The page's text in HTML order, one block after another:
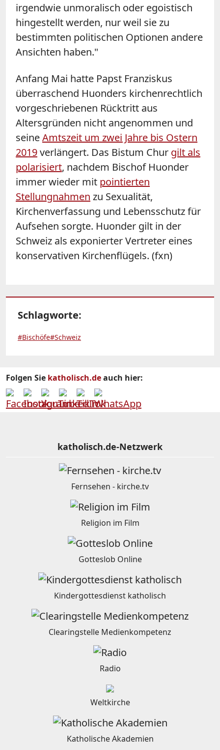
irgendwie unmoralisch oder egoistisch
hingestellt werden, nur weil sie zu
bestimmten politischen Optionen andere
Ansichten haben."
Anfang Mai hatte Papst Franziskus
überraschend Huonders kirchenrechtlich
vorgeschriebenen Rücktritt aus
Altersgründen nicht angenommen und
seineAmtszeit um zwei Jahre bis Ostern
2019verlängert. Das Bistum Chur gilt als
polarisiert, nachdem Bischof Huonder
immer wieder mit pointierten
Stellungnahmen zu Sexualität,
Kirchenverfassung und Lebensschutz für
Aufsehen sorgte. Huonder gilt in der
Schweiz als exponierter Vertreter eines
konservativen Kirchenflügels. (fxn)
Schlagworte:
#Bischöfe#Schweiz
Folgen Sie katholisch.deauch hier:
katholisch.de-Netzwerk
Fernsehen - kirche.tv
Religion im Film
Gotteslob Online
Kindergottesdienst katholisch
Clearingstelle Medienkompetenz
Radio
Weltkirche
Katholische Akademien